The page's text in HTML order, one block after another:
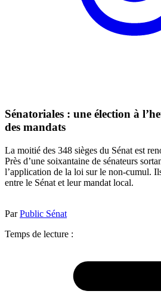
Sénatoriales : une élection à
des mandats
La moitié des 348 sièges du Sénat est
Près d’une soixantaine de sénateurs
l’application de la loi sur le non-cumul.
entre le Sénat et leur mandat local.
ParPublic Sénat
Temps de lecture :